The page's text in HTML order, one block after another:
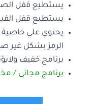
يستطيع قفل
يستطيع قفل
يحتوي علي
الرمز بشكل غير
برنامج خفيف
برنامج مجاني /